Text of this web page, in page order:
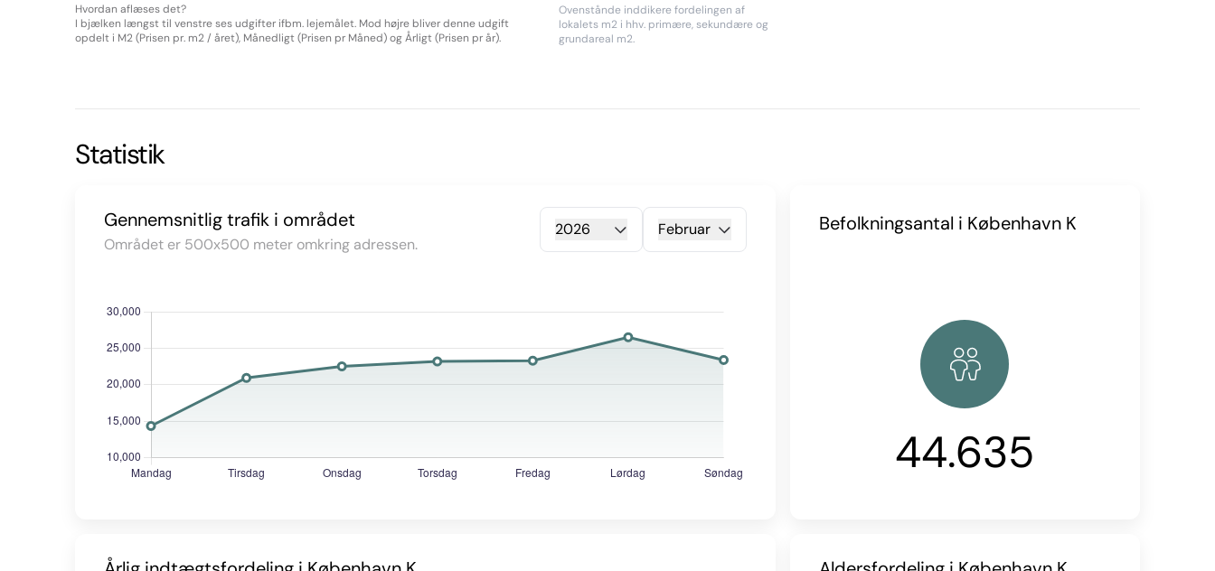
Hvordan aflæses det?
I bjælken længst til venstre ses udgifter ifbm. lejemålet. Mod højre bliver denne udgift
opdelt i M2 (Prisen pr. m2 / året), Månedligt (Prisen pr Måned) og Årligt (Prisen pr år).
Ovenstånde inddikere fordelingen af
lokalets m2 i hhv. primære, sekundære og
grundareal m2.
Statistik
Gennemsnitlig trafik i området
Området er 500x500 meter omkring adressen.
2026 Februar Befolkningsantal i København K
44.635